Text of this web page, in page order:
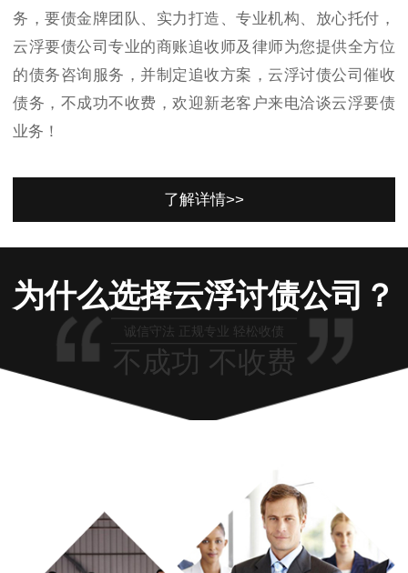
务，要债金牌团队、实力打造、专业机构、放心托付，
云浮要债公司专业的商账追收师及律师为您提供全方位
的债务咨询服务，并制定追收方案，云浮讨债公司催收
债务，不成功不收费，欢迎新老客户来电洽谈云浮要债
业务！
了解详情>>
为什么选择云浮讨债公司？
诚信守法 正规专业 轻松收债
不成功 不收费